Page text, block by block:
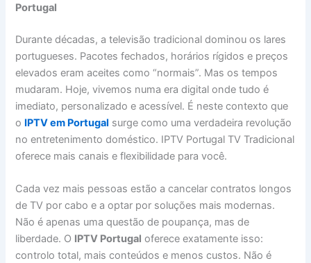
Portugal
Durante décadas, a televisão tradicional dominou os lares
portugueses. Pacotes fechados, horários rígidos e preços
elevados eram aceites como “normais”. Mas os tempos
mudaram. Hoje, vivemos numa era digital onde tudo é
imediato, personalizado e acessível. É neste contexto que
o IPTV em Portugal surge como uma verdadeira revolução
no entretenimento doméstico. IPTV Portugal TV Tradicional
oferece mais canais e flexibilidade para você.
Cada vez mais pessoas estão a cancelar contratos longos
de TV por cabo e a optar por soluções mais modernas.
Não é apenas uma questão de poupança, mas de
liberdade. O IPTV Portugal oferece exatamente isso:
controlo total, mais conteúdos e menos custos. Não é